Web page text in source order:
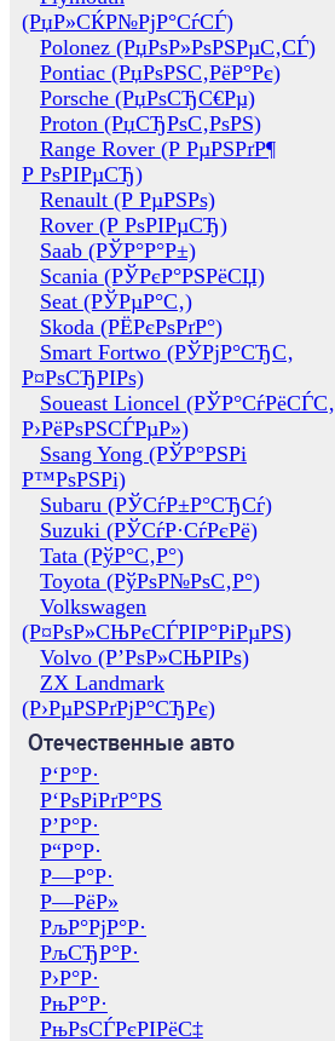
(РџР»СЌР№РјР°СѓСЃ)
Polonez (РџРѕР»РѕРЅРµС‚СЃ)
Pontiac (РџРѕРЅС‚РёР°Рє)
Porsche (РџРѕСЂС€Рµ)
Proton (РџСЂРѕС‚РѕРЅ)
Range Rover (Р РµРЅРґР¶
Р РѕРІРµСЂ)
Renault (Р РµРЅРѕ)
Rover (Р РѕРІРµСЂ)
Saab (РЎР°Р°Р±)
Scania (РЎРєР°РЅРёСЏ)
Seat (РЎРµР°С‚)
Skoda (РЁРєРѕРґР°)
Smart Fortwo (РЎРјР°СЂС‚
Р¤РѕСЂРІРѕ)
Soueast Lioncel (РЎР°СѓРёСЃС‚
Р›РёРѕРЅСЃРµР»)
Ssang Yong (РЎР°РЅРі
Р™РѕРЅРі)
Subaru (РЎСѓР±Р°СЂСѓ)
Suzuki (РЎСѓР·СѓРєРё)
Tata (РўР°С‚Р°)
Toyota (РўРѕР№РѕС‚Р°)
Volkswagen
(Р¤РѕР»СЊРєСЃРІР°РіРµРЅ)
Volvo (Р’РѕР»СЊРІРѕ)
ZX Landmark
(Р›РµРЅРґРјР°СЂРє)
Отечественные авто
Р‘Р°Р·
Р‘РѕРіРґР°РЅ
Р’Р°Р·
Р“Р°Р·
Р—Р°Р·
Р—РёР»
РљР°РјР°Р·
РљСЂР°Р·
Р›Р°Р·
РњР°Р·
РњРѕСЃРєРІРёС‡